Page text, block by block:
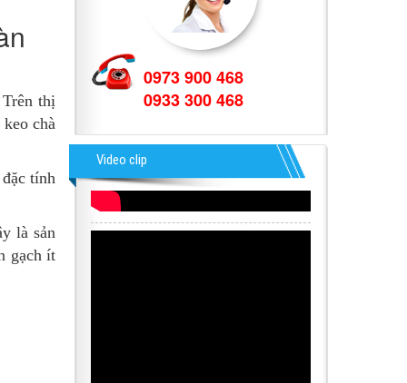
thị
chà
tính
là sản
gạch ít
0973 900 468
0933 300 468
Video clip